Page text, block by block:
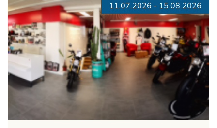
11.07.2026 - 15.08.2026